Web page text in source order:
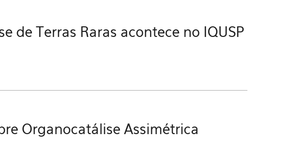
de Terras Raras acontece no IQUSP
Organocatálise Assimétrica